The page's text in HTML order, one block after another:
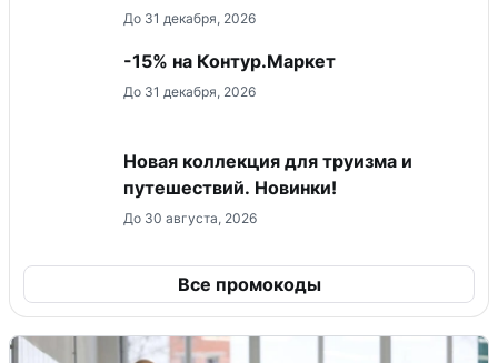
До 31 декабря, 2026
-15% на Контур.Маркет
До 31 декабря, 2026
Новая коллекция для труизма и
путешествий. Новинки!
До 30 августа, 2026
Все промокоды